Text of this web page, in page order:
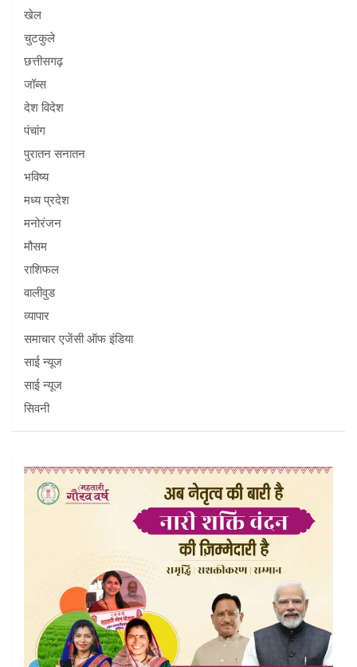
खेल
चुटकुले
छत्तीसगढ़
जॉब्स
देश विदेश
पंचांग
पुरातन सनातन
भविष्य
मध्य प्रदेश
मनोरंजन
मौसम
राशिफल
वालीवुड
व्यापार
समाचार एजेंसी ऑफ इंडिया
साई न्यूज
साई न्यूज
सिवनी